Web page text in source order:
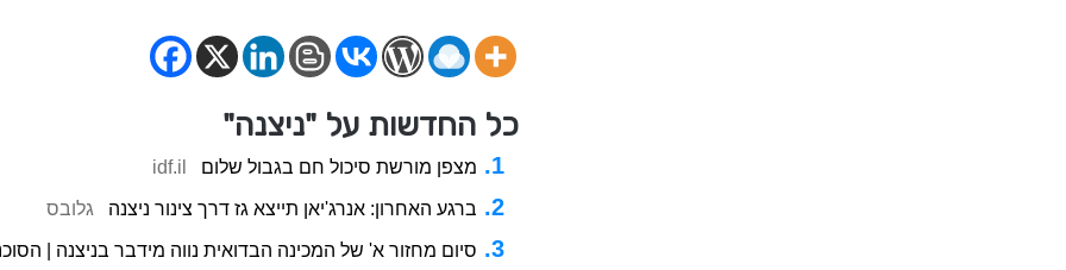
כל החדשות על "ניצנה"
מצפן מורשת סיכול חם בגבול שלום idf.il
ברגע האחרון: אנרג'יאן תייצא גז דרך צינור ניצנה גלובס
סיום מחזור א' של המכינה הבדואית נווה מידבר בניצנה |